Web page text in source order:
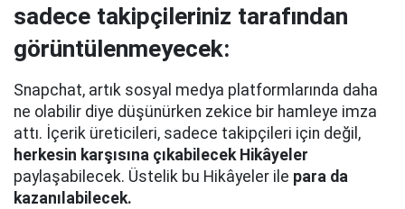
sadece takipçileriniz tarafından
görüntülenmeyecek:
Snapchat, artık sosyal medya platformlarında daha
ne olabilir diye düşünürken zekice bir hamleye imza
attı. İçerik üreticileri, sadece takipçileri için değil,
herkesin karşısına çıkabilecek Hikâyeler
paylaşabilecek. Üstelik bu Hikâyeler ile para da
kazanılabilecek.